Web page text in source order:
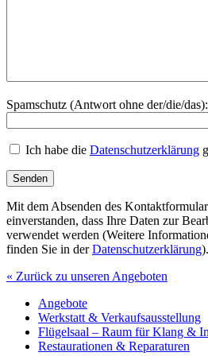
Spamschutz (Antwort ohne der/die/das):
Ich habe die Datenschutzerklärung
Mit dem Absenden des
einverstanden, dass Ihre Daten zur
verwendet werden (Weitere
finden Sie in derDatenschutzerklärung).
« Zurück zu unseren Angeboten
Angebote
Werkstatt & Verkaufsausstellung
Flügelsaal – Raum für Klang &
Restaurationen & Reparaturen